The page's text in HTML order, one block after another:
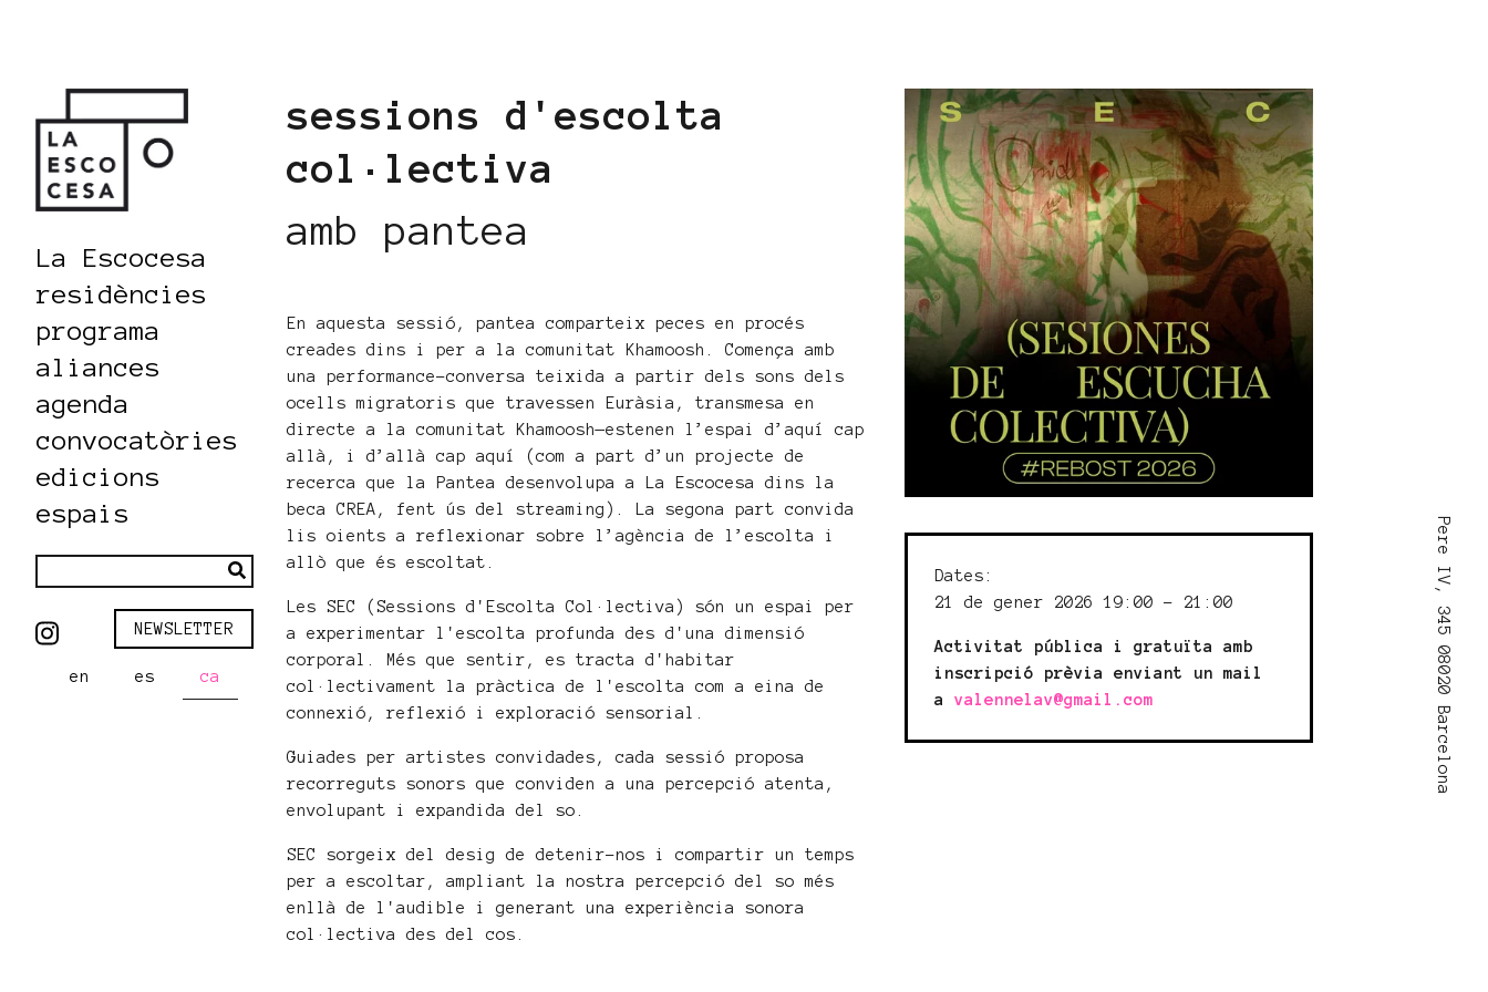
Pere IV, 345 08020 Barcelona
La Escocesa
residències
programa
aliances
agenda
convocatòries
edicions
espais
NEWSLETTER
en es ca
sessions d'escolta
col·lectiva
amb pantea
En aquesta sessió, pantea comparteix peces en procés
creades dins i per a la comunitat Khamoosh. Comença amb
una performance-conversa teixida a partir dels sons dels
ocells migratoris que travessen Euràsia, transmesa en
directe a la comunitat Khamoosh—estenen l’espai d’aquí cap
allà, i d’allà cap aquí (com a part d’un projecte de
recerca que la Pantea desenvolupa a La Escocesa dins la
beca CREA, fent ús del streaming). La segona part convida
lis oients a reflexionar sobre l’agència de l’escolta i
allò que és escoltat.
Les SEC (Sessions d'Escolta Col·lectiva) són un espai per
a experimentar l'escolta profunda des d'una dimensió
corporal. Més que sentir, es tracta d'habitar
col·lectivament la pràctica de l'escolta com a eina de
connexió, reflexió i exploració sensorial.
Guiades per artistes convidades, cada sessió proposa
recorreguts sonors que conviden a una percepció atenta,
envolupant i expandida del so.
SEC sorgeix del desig de detenir-nos i compartir un temps
per a escoltar, ampliant la nostra percepció del so més
enllà de l'audible i generant una experiència sonora
col·lectiva des del cos.
Dates:
21 de gener 2026 19:00 - 21:00
Activitat pública i gratuïta amb
inscripció prèvia enviant un mail
avalennelav@gmail.com